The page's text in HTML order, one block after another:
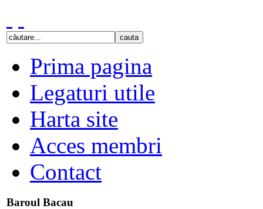
Prima pagina
Legaturi utile
Harta site
Acces membri
Contact
Baroul Bacau